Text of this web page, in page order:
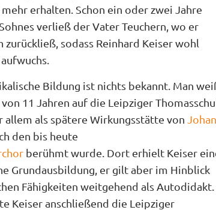
erhalten. Schon ein oder zwei Jahre
verließ der Vater Teuchern, wo er
sodass Reinhard Keiser wohl
Bildung ist nichts bekannt. Man
11 Jahren auf die Leipziger
allem als spätere Wirkungsstätte von
den bis heute
berühmt wurde. Dort erhielt Keiser
Grundausbildung, er gilt aber im Hinblick
Fähigkeiten weitgehend als Autodidakt.
Keiser anschließend die Leipziger